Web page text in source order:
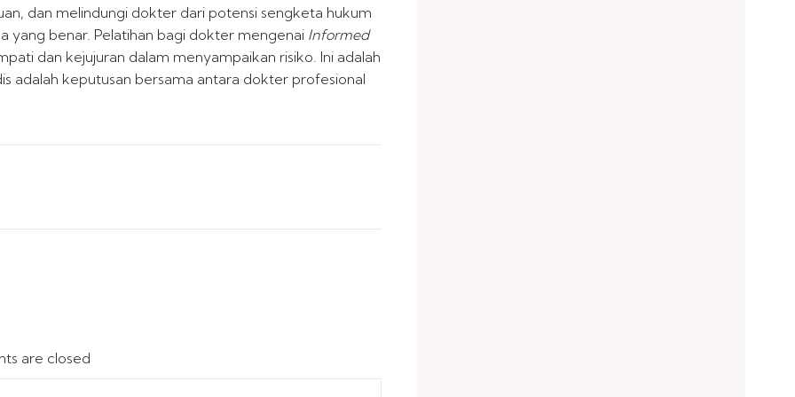
dan melindungi dokter dari potensi sengketa hukum
yang benar. Pelatihan bagi dokter mengenai Informed
dan kejujuran dalam menyampaikan risiko. Ini adalah
adalah keputusan bersama antara dokter profesional
are closed